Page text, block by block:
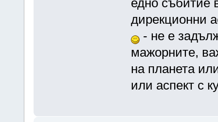
дирекционни
- не е
мажорните,
на планета
или аспект с